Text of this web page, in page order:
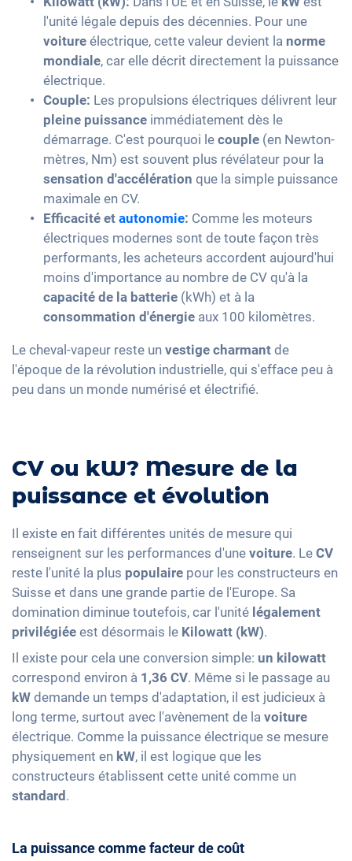
l'unité légale depuis des décennies. Pour une
voiture électrique, cette valeur devient la norme
mondiale, car elle décrit directement la puissance
électrique.
Couple: Les propulsions électriques délivrent leur
pleine puissance immédiatement dès le
démarrage. C'est pourquoi le couple (en Newton-
mètres, Nm) est souvent plus révélateur pour la
sensation d'accélération que la simple puissance
maximale en CV.
Efficacité et autonomie: Comme les moteurs
électriques modernes sont de toute façon très
performants, les acheteurs accordent aujourd'hui
moins d'importance au nombre de CV qu'à la
capacité de la batterie (kWh) et à la
consommation d'énergie aux 100 kilomètres.
Le cheval-vapeur reste un vestige charmant de
l'époque de la révolution industrielle, qui s'efface peu à
peu dans un monde numérisé et électrifié.
CV ou kW? Mesure de la
puissance et évolution
Il existe en fait différentes unités de mesure qui
renseignent sur les performances d'une voiture. Le CV
reste l'unité la plus populaire pour les constructeurs en
Suisse et dans une grande partie de l'Europe. Sa
domination diminue toutefois, car l'unité légalement
privilégiée est désormais le Kilowatt (kW).
Il existe pour cela une conversion simple: un kilowatt
correspond environ à 1,36 CV. Même si le passage au
kW demande un temps d'adaptation, il est judicieux à
long terme, surtout avec l'avènement de la voiture
électrique. Comme la puissance électrique se mesure
physiquement en kW, il est logique que les
constructeurs établissent cette unité comme un
standard.
La puissance comme facteur de coût